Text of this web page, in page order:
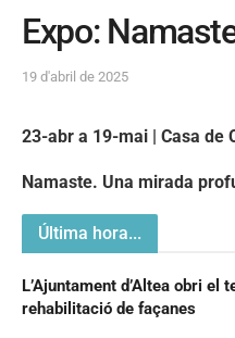
Expo:
19 d'abril de 2025
23-abr a 19-mai | Casa de
Namaste. Una mirada
Última hora...
L’Ajuntament d’Altea obri
rehabilitació de façanes